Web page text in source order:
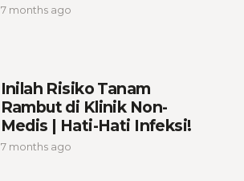
7 months ago
Inilah Risiko Tanam
Rambut di Klinik Non-
Medis | Hati-Hati Infeksi!
7 months ago